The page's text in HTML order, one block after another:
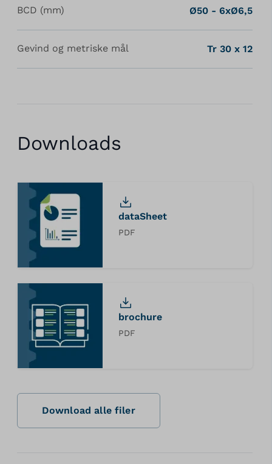
BCD (mm) Ø50 - 6xØ6,5
Gevind og metriske mål Tr 30 x 12
Downloads
dataSheet
PDF
brochure
PDF
Download alle filer